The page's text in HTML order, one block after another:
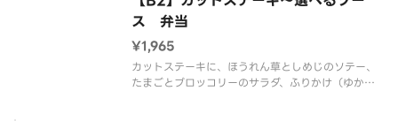
ス 弁当
¥1,965
カットステーキに、ほうれん草としめじのソテー、
たまごとブロッコリーのサラダ、ふりかけ（ゆか